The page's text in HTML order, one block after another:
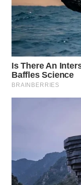
WAHANA
TANI
WAHANA
ADVOKAT
WAHANA
WAHANA
LISTRIK